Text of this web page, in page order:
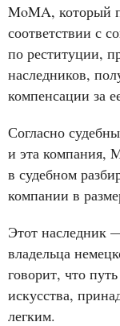
MoMA, который
соответствии с
по реституции,
наследников,
компенсации за
Согласно
и эта компания,
в судебном
компании в
Этот наследник
владельца
говорит, что
искусства,
легким.